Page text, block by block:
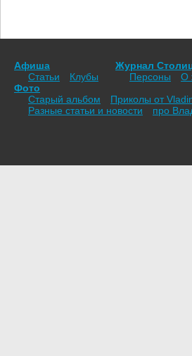
Афиша
Статьи
Клубы
Журнал
Персоны
О
Фото
Старый альбом
Приколы от
Разные статьи и новости
про